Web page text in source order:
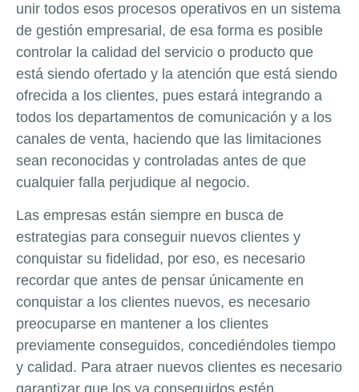
unir todos esos procesos operativos en un sistema
de gestión empresarial, de esa forma es posible
controlar la calidad del servicio o producto que
está siendo ofertado y la atención que está siendo
ofrecida a los clientes, pues estará integrando a
todos los departamentos de comunicación y a los
canales de venta, haciendo que las limitaciones
sean reconocidas y controladas antes de que
cualquier falla perjudique al negocio.
Las empresas están siempre en busca de
estrategias para conseguir nuevos clientes y
conquistar su fidelidad, por eso, es necesario
recordar que antes de pensar únicamente en
conquistar a los clientes nuevos, es necesario
preocuparse en mantener a los clientes
previamente conseguidos, concediéndoles tiempo
y calidad. Para atraer nuevos clientes es necesario